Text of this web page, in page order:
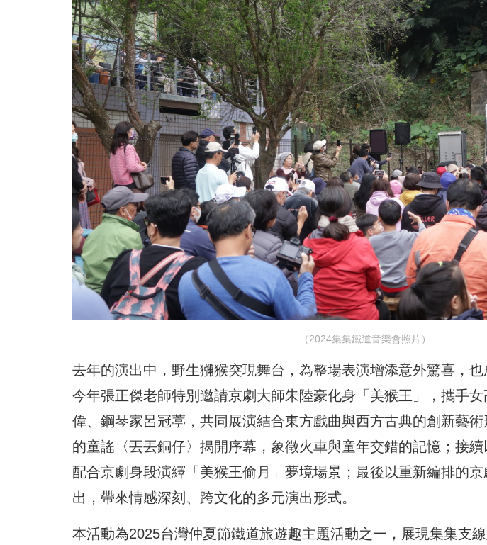
（2024集集鐵道音樂會照片）
去年的演出中，野生獼猴突現舞台，為整場表演增添意外驚喜，也
今年張正傑老師特別邀請京劇大師朱陸豪化身「美猴王」，攜手
偉、鋼琴家呂冠葶，共同展演結合東方戲曲與西方古典的創新藝
的童謠〈丟丟銅仔〉揭開序幕，象徵火車與童年交錯的記憶；接續
配合京劇身段演繹「美猴王偷月」夢境場景；最後以重新編排的
出，帶來情感深刻、跨文化的多元演出形式。
本活動為2025台灣仲夏節鐵道旅遊趣主題活動之一，展現集集支